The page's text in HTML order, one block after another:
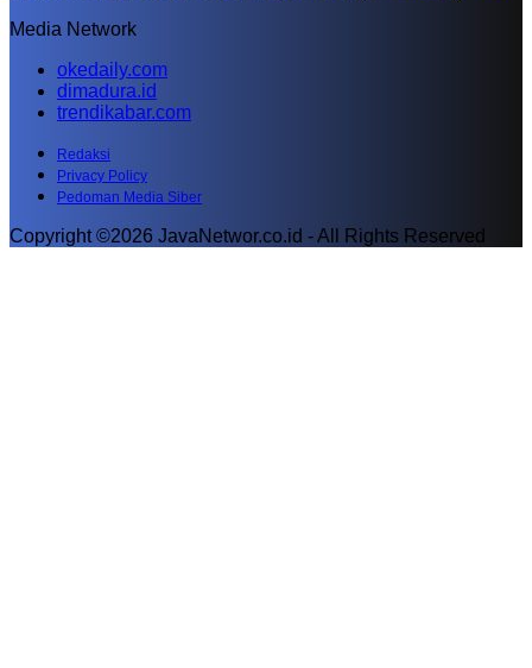
Media Network
okedaily.com
dimadura.id
trendikabar.com
Redaksi
Privacy Policy
Pedoman Media Siber
Copyright ©2026 JavaNetwor.co.id - All Rights Reserved